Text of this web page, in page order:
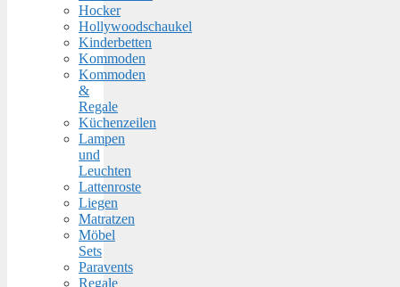
Hocker
Hollywoodschaukel
Kinderbetten
Kommoden
Kommoden
&
Regale
Küchenzeilen
Lampen
und
Leuchten
Lattenroste
Liegen
Matratzen
Möbel
Sets
Paravents
Regale